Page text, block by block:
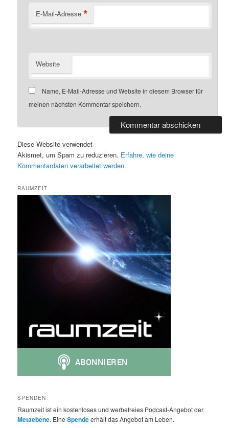
E-Mail-Adresse *
Website
Name, E-Mail-Adresse und Website in diesem Browser für
meinen nächsten Kommentar speichern.
Diese Website verwendet
Akismet, um Spam zu reduzieren. Erfahre, wie deine
Kommentardaten verarbeitet werden.
RAUMZEIT
SPENDEN
Raumzeit ist ein kostenloses und werbefreies Podcast-Angebot der
Metaebene. EineSpendeerhält das Angebot am Leben.